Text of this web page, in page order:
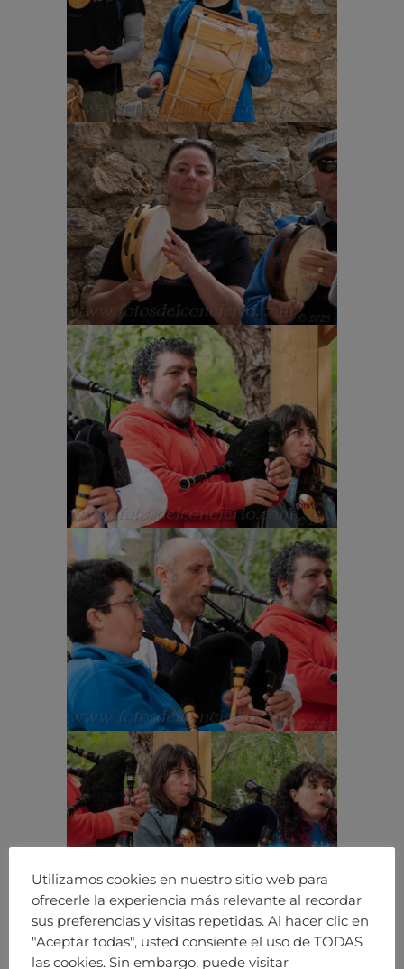
Utilizamos cookies en nuestro sitio web para
ofrecerle la experiencia más relevante al recordar
sus preferencias y visitas repetidas. Al hacer clic en
"Aceptar todas", usted consiente el uso de TODAS
las cookies. Sin embargo, puede visitar